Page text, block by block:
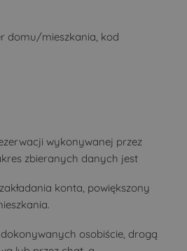
domu/mieszkania, kod
wykonywanej przez
zbieranych danych jest
konta, powiększony
osobiście, drogą